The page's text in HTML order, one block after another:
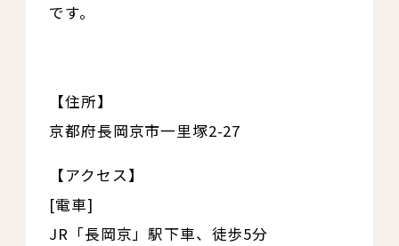
です。
【住所】
京都府長岡京市一里塚2-27
【アクセス】
[電車]
JR「長岡京」駅下車、徒歩5分